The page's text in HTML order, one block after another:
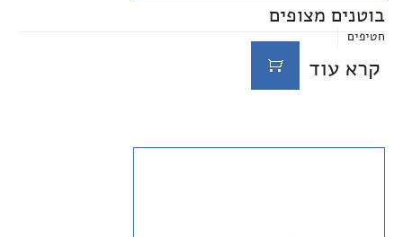
בוטנים מצופים
חטיפים
קרא עוד